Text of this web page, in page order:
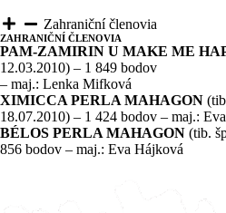
Zahraniční členovia
ZAHRANIČNÍ ČLENOVIA
PAM-ZAMIRIN U MAKE ME
12.03.2010) – 1 849 bodov
– maj.: Lenka Mifková
XIMICCA PERLA MAHAGON
18.07.2010) – 1 424 bodov – maj.:
BÉLOS PERLA MAHAGON (tib.
856 bodov – maj.: Eva Hájková